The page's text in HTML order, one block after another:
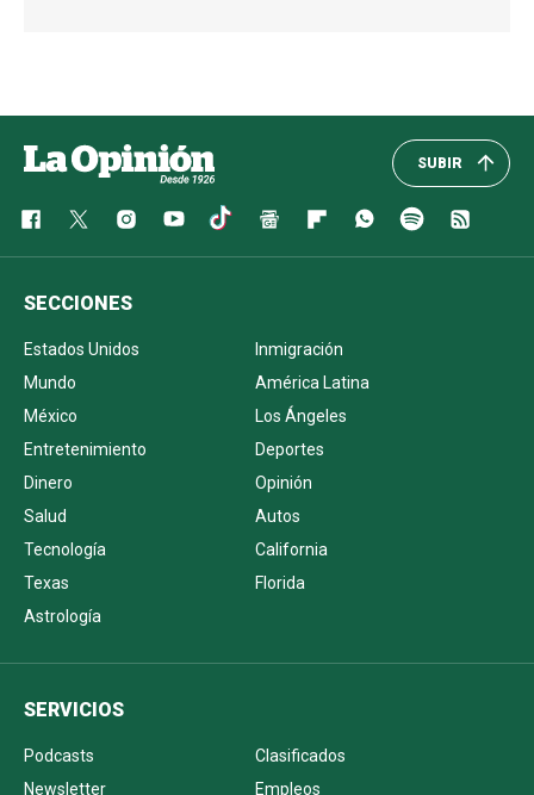
SUBIR
SECCIONES
Estados Unidos
Inmigración
Mundo
América Latina
México
Los Ángeles
Entretenimiento
Deportes
Dinero
Opinión
Salud
Autos
Tecnología
California
Texas
Florida
Astrología
SERVICIOS
Podcasts
Clasificados
Newsletter
Empleos